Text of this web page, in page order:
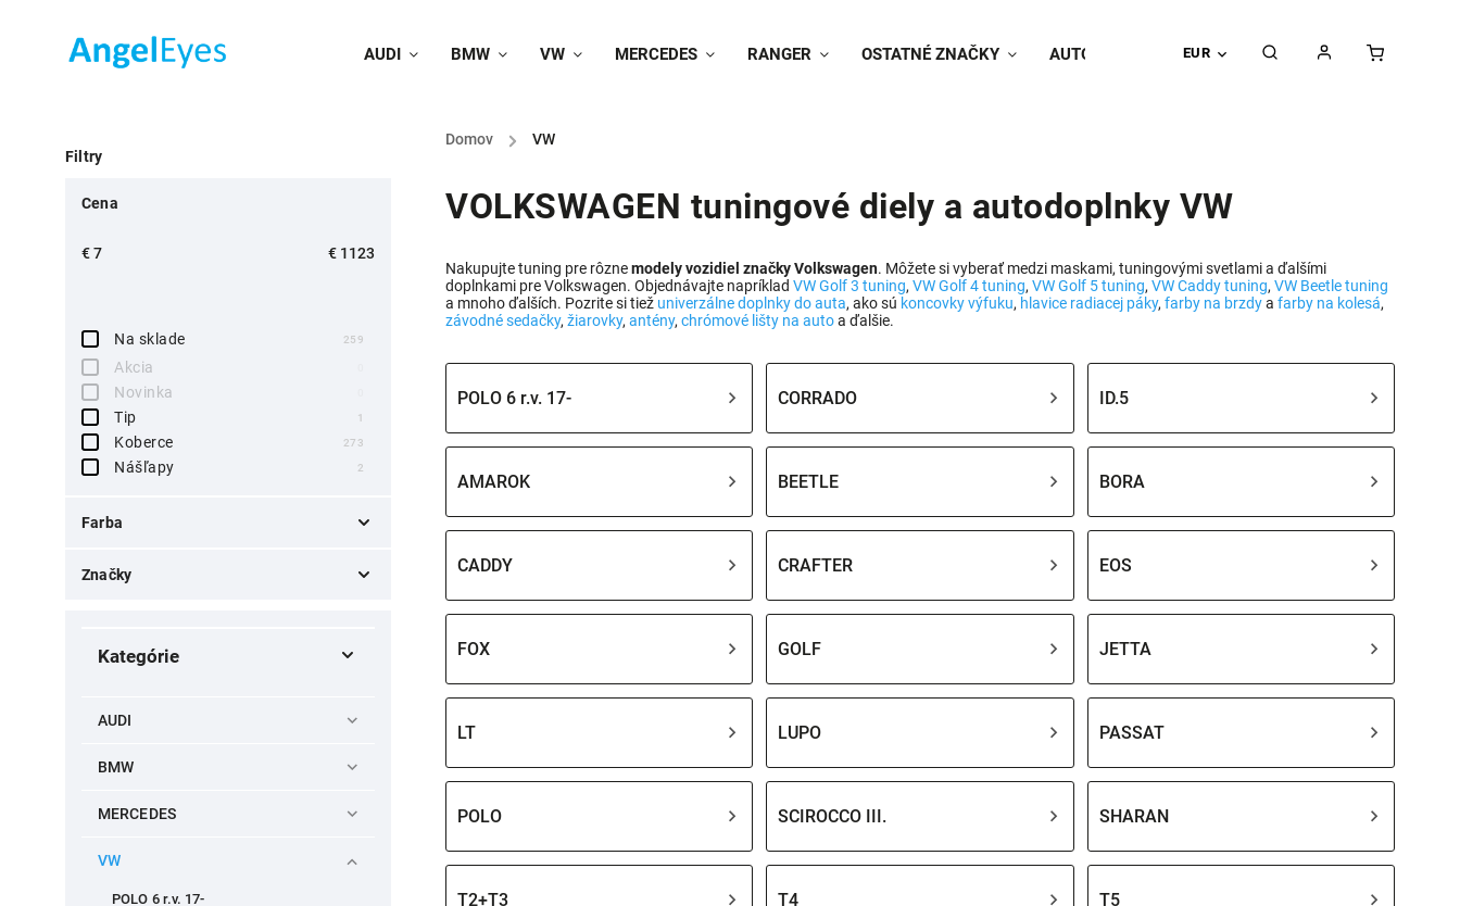
EUR
AUDI BMW VW MERCEDES RANGER OSTATNÉ ZNAČKY AUTOPOŤAHY Univerzálne doplnky
Domov /
VW
Filtry
Cena
€7 € 1123
Na sklade 259
Akcia
Novinka
Tip 1
Koberce 273
Nášľapy 2
Značky
Farba
čierny
Kategórie
AUDI
BMW
MERCEDES
VW
POLO 6 r.v. 17-
VOLKSWAGEN tuningové diely a autodoplnky VW
Nakupujte tuning pre rôznemodely vozidiel značky Volkswagen. Môžete si vyberať medzi maskami, tuningovými svetlami a ďalšími
doplnkami pre Volkswagen. Objednávajte napríklad VW Golf 3 tuning, VW Golf 4 tuning, VW Golf 5 tuning, VW Caddy tuning, VW Beetle tuning
a mnoho ďalších. Pozrite si tiež univerzálne doplnky do auta, ako sú koncovky výfuku, hlavice radiacej páky, farby na brzdya farby na kolesá,
závodné sedačky, žiarovky, antény, chrómové lišty na autoa ďalšie.
POLO 6 r.v. 17- CORRADO ID.5
AMAROK BEETLE BORA
CADDY CRAFTER EOS
FOX GOLF JETTA
LT LUPO PASSAT
POLO SCIROCCO III. SHARAN
T2+T3 T4 T5